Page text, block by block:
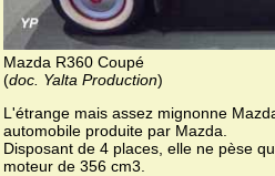
Mazda R360 Coupé
(doc. Yalta Production)
L'étrange mais assez mignonne
automobile produite par Mazda.
Disposant de 4 places, elle ne pèse
moteur de 356 cm3.